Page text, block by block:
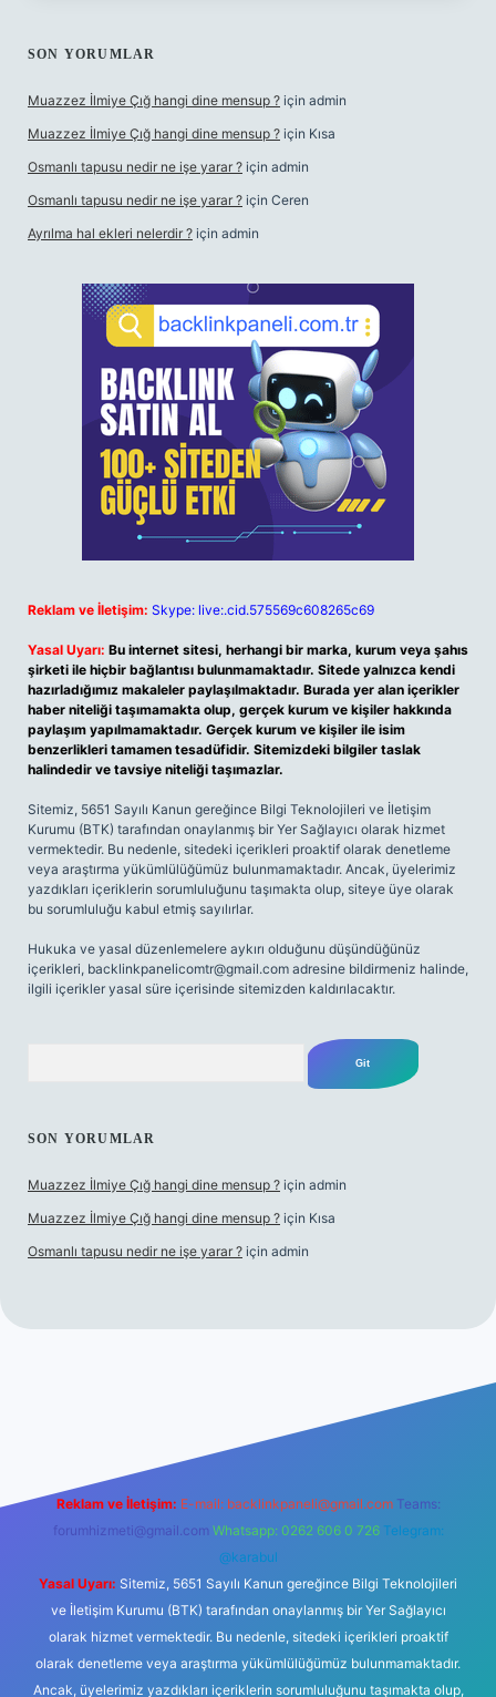
SON YORUMLAR
Muazzez İlmiye Çığ hangi dine mensup ? için admin
Muazzez İlmiye Çığ hangi dine mensup ? için Kısa
Osmanlı tapusu nedir ne işe yarar ? için admin
Osmanlı tapusu nedir ne işe yarar ? için Ceren
Ayrılma hal ekleri nelerdir ? için admin
Reklam ve İletişim: Skype: live:.cid.575569c608265c69
Yasal Uyarı: Bu internet sitesi, herhangi bir marka, kurum veya şahıs
şirketi ile hiçbir bağlantısı bulunmamaktadır. Sitede yalnızca kendi
hazırladığımız makaleler paylaşılmaktadır. Burada yer alan içerikler
haber niteliği taşımamakta olup, gerçek kurum ve kişiler hakkında
paylaşım yapılmamaktadır. Gerçek kurum ve kişiler ile isim
benzerlikleri tamamen tesadüfidir. Sitemizdeki bilgiler taslak
halindedir ve tavsiye niteliği taşımazlar.
Sitemiz, 5651 Sayılı Kanun gereğince Bilgi Teknolojileri ve İletişim
Kurumu (BTK) tarafından onaylanmış bir Yer Sağlayıcı olarak hizmet
vermektedir. Bu nedenle, sitedeki içerikleri proaktif olarak denetleme
veya araştırma yükümlülüğümüz bulunmamaktadır. Ancak, üyelerimiz
yazdıkları içeriklerin sorumluluğunu taşımakta olup, siteye üye olarak
bu sorumluluğu kabul etmiş sayılırlar.
Hukuka ve yasal düzenlemelere aykırı olduğunu düşündüğünüz
içerikleri, backlinkpanelicomtr@gmail.com adresine bildirmeniz halinde,
ilgili içerikler yasal süre içerisinde sitemizden kaldırılacaktır.
SON YORUMLAR
Muazzez İlmiye Çığ hangi dine mensup ? için admin
Muazzez İlmiye Çığ hangi dine mensup ? için Kısa
Osmanlı tapusu nedir ne işe yarar ? için admin
m elexbet
Reklam ve İletişim: E-mail: backlinkpaneli@gmail.com Teams:
forumhizmeti@gmail.com Whatsapp: 0262 606 0 726 Telegram:
@karabul
Yasal Uyarı: Sitemiz, 5651 Sayılı Kanun gereğince Bilgi Teknolojileri
ve İletişim Kurumu (BTK) tarafından onaylanmış bir Yer Sağlayıcı
olarak hizmet vermektedir. Bu nedenle, sitedeki içerikleri proaktif
olarak denetleme veya araştırma yükümlülüğümüz bulunmamaktadır.
Ancak, üyelerimiz yazdıkları içeriklerin sorumluluğunu taşımakta olup,